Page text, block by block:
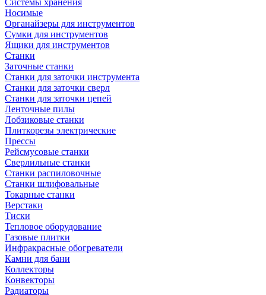
Системы хранения
Носимые
Органайзеры для инструментов
Сумки для инструментов
Ящики для инструментов
Станки
Заточные станки
Станки для заточки инструмента
Станки для заточки сверл
Станки для заточки цепей
Ленточные пилы
Лобзиковые станки
Плиткорезы электрические
Прессы
Рейсмусовые станки
Сверлильные станки
Станки распиловочные
Станки шлифовальные
Токарные станки
Верстаки
Тиски
Тепловое оборудование
Газовые плитки
Инфракрасные обогреватели
Камни для бани
Коллекторы
Конвекторы
Радиаторы